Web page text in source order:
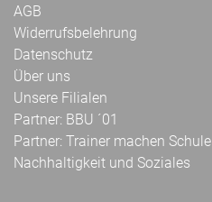
AGB
Widerrufsbelehrung
Datenschutz
Über uns
Unsere Filialen
Partner: BBU ´01
Partner: Trainer machen Schule
Nachhaltigkeit und Soziales